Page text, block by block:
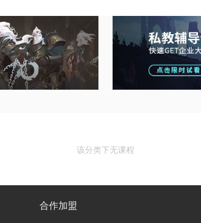
该分类下无课程
合作加盟